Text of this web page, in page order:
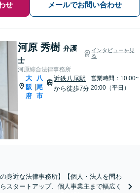
せ メールでお問い合わせ
河原 秀樹 弁護
士
インタビューを見
る
河原綜合法律事務所
大
阪
府
八
尾
市
近鉄八尾駅
から徒歩7分
営業時間：10:00~
20:00（平日）
身近な法律事務所】【個人・法人を問わ
スタートアップ、個人事業主まで幅広く